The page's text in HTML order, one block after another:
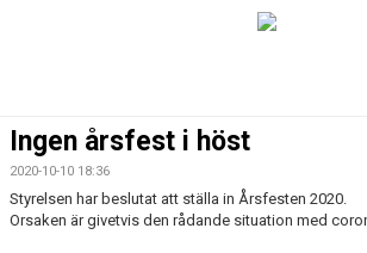
OM FÖRENINGEN
SOCIALA ANSVAR
Ingen årsfest i höst
2020-10-10 18:36
Styrelsen har beslutat att ställa in Årsfesten 2020.
Orsaken är givetvis den rådande situation med